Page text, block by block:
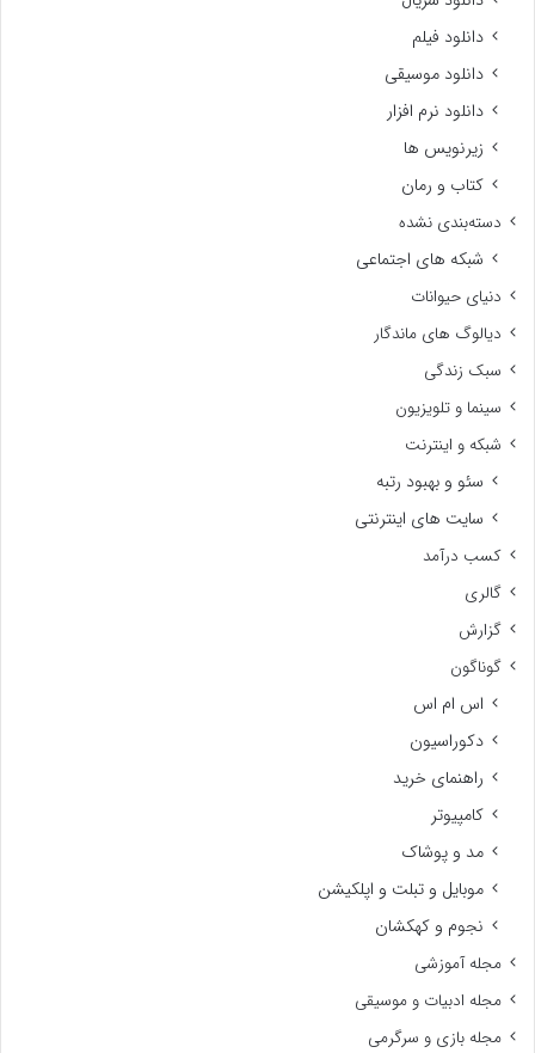
دانلود فیلم
دانلود موسیقی
دانلود نرم افزار
زیرنویس ها
کتاب و رمان
دسته‌بندی نشده
شبکه های اجتماعی
دنیای حیوانات
دیالوگ های ماندگار
سبک زندگی
سینما و تلویزیون
شبکه و اینترنت
سئو و بهبود رتبه
سایت های اینترنتی
کسب درآمد
گالری
گزارش
گوناگون
اس ام اس
دکوراسیون
راهنمای خرید
کامپیوتر
مد و پوشاک
موبایل و تبلت و اپلکیشن
نجوم و کهکشان
مجله آموزشی
مجله ادبیات و موسیقی
مجله بازی و سرگرمی